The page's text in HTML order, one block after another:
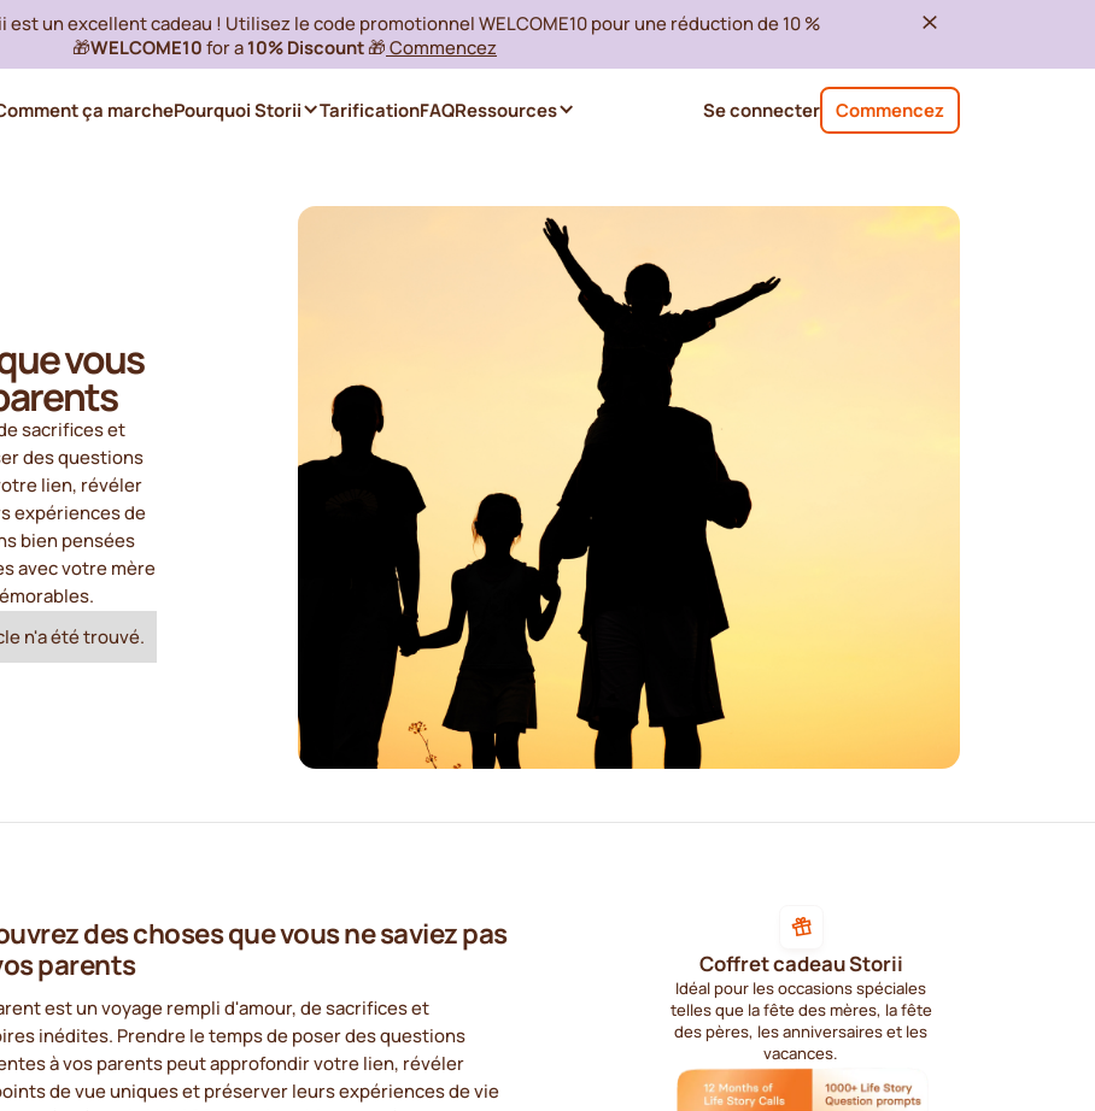
est un excellent cadeau ! Utilisez le code promotionnel WELCOME10 pour une réduction de 10 %
🎁WELCOME10 for a10% Discount 🎁 Commencez
Se connecter Commencez
ça marchePourquoi Storii TarificationFAQRessources
vous
sacrifices et
des questions
lien, révéler
expériences de
bien pensées
avec votre mère
n'a été trouvé.
des choses que vous ne saviez pas
parents
est un voyage rempli d'amour, de sacrifices et
inédites. Prendre le temps de poser des questions
à vos parents peut approfondir votre lien, révéler
de vue uniques et préserver leurs expériences de vie
Coffret cadeau Storii
Idéal pour les occasions spéciales
telles que la fête des mères, la fête
des pères, les anniversaires et les
vacances.